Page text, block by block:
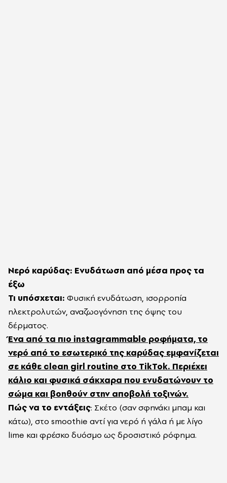
Νερό καρύδας: Ενυδάτωση από μέσα προς τα
έξω
Τι υπόσχεται: Φυσική ενυδάτωση, ισορροπία
ηλεκτρολυτών, αναζωογόνηση της όψης του
δέρματος.
Ένα από τα πιο instagrammable ροφήματα, το
νερό από το εσωτερικό της καρύδας εμφανίζεται
σε κάθε clean girl routine στο TikTok. Περιέχει
κάλιο και φυσικά σάκχαρα που ενυδατώνουν το
σώμα και βοηθούν στην αποβολή τοξινών.
Πώς να το εντάξεις: Σκέτο (σαν σφηνάκι μπαμ και
κάτω), στο smoothie αντί για νερό ή γάλα ή με λίγο
lime και φρέσκο δυόσμο ως δροσιστικό ρόφημα.